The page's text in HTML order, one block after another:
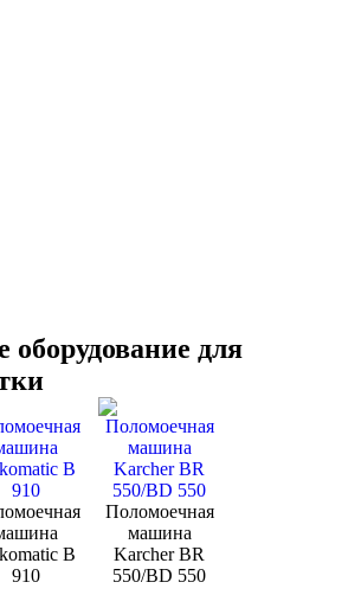
оборудование для
B
910
Поломоечная
машина
Karcher BR
550/BD 550